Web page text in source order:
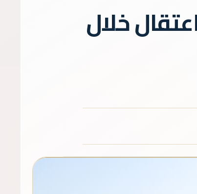
وتوثيق 2317 حالة اعتقال خلال